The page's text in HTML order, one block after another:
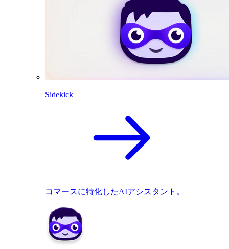
Sidekick
コマースに特化したAIアシスタント。